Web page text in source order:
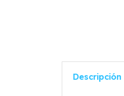
Descripción